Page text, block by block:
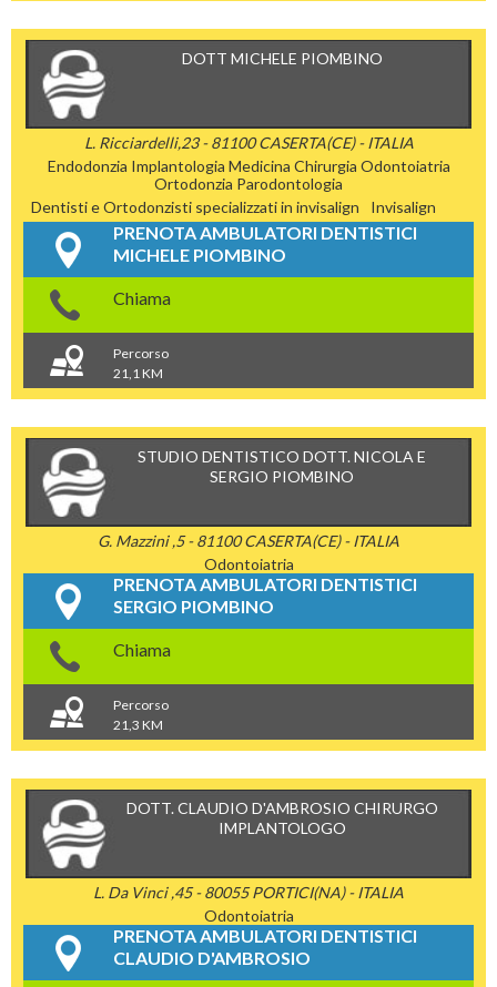
DOTT MICHELE PIOMBINO
L. Ricciardelli,23 - 81100 CASERTA(CE) - ITALIA
Endodonzia Implantologia Medicina Chirurgia Odontoiatria
Ortodonzia Parodontologia
Dentisti e Ortodonzisti specializzati in invisalign
Invisalign
PRENOTA AMBULATORI DENTISTICI
MICHELE PIOMBINO
Chiama
Percorso
21,1 KM
STUDIO DENTISTICO DOTT. NICOLA E
SERGIO PIOMBINO
G. Mazzini ,5 - 81100 CASERTA(CE) - ITALIA
Odontoiatria
PRENOTA AMBULATORI DENTISTICI
SERGIO PIOMBINO
Chiama
Percorso
21,3 KM
DOTT. CLAUDIO D'AMBROSIO CHIRURGO
IMPLANTOLOGO
L. Da Vinci ,45 - 80055 PORTICI(NA) - ITALIA
Odontoiatria
PRENOTA AMBULATORI DENTISTICI
CLAUDIO D'AMBROSIO